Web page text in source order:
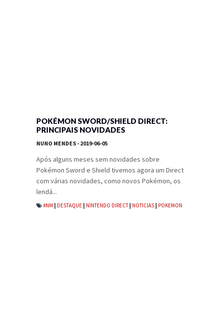
POKÉMON SWORD/SHIELD DIRECT:
PRINCIPAIS NOVIDADES
NUNO MENDES - 2019-06-05
Após alguns meses sem novidades sobre
Pokémon Sword e Shield tivemos agora um Direct
com várias novidades, como novos Pokémon, os
lendá...
#NM DESTAQUE NINTENDO DIRECT NOTICIAS POKEMON